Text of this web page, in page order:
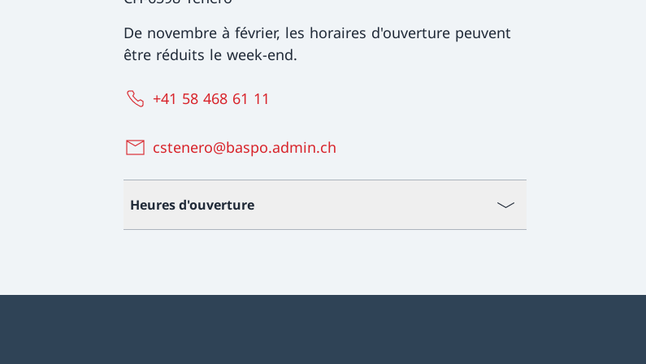
De novembre à février, les horaires d'ouverture peuvent
être réduits le week-end.
+41 58 468 61 11
cstenero@baspo.admin.ch
Heures d'ouverture